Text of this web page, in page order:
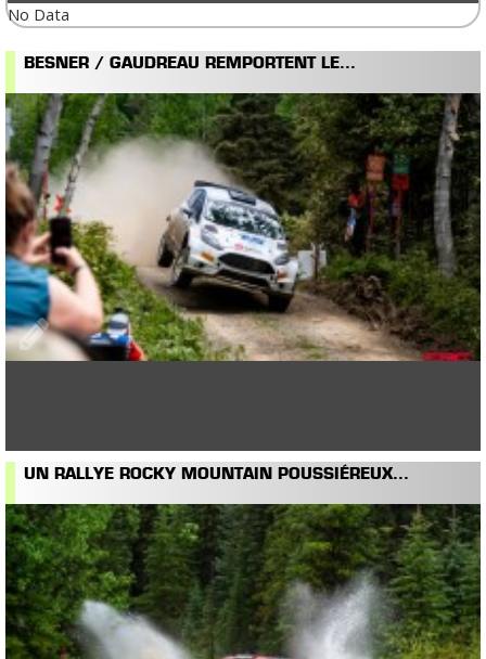
No Data
BESNER / GAUDREAU REMPORTENT LE...
UN RALLYE ROCKY MOUNTAIN POUSSIÉREUX...